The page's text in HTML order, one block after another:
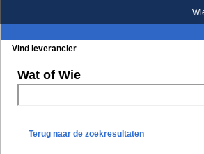
Vind leverancier
Wat of Wie
Terug naar de zoekresultaten